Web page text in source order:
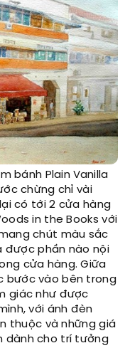
bánh Plain Vanilla
chừng chỉ vài
có tới 2 cửa hàng
in the Books với
chút màu sắc
được phần nào nội
cửa hàng. Giữa
bước vào bên trong
giác như được
với ánh đèn
thuộc và những giá
dành cho trí tưởng